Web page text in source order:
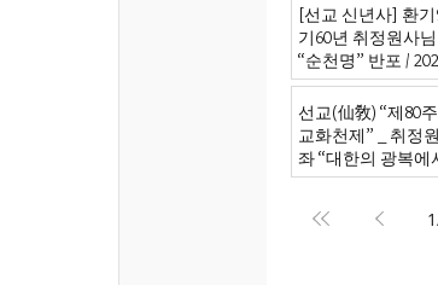
[선교 신년사] 환
기60년 취정원사
“순천명” 반포 /
선교(仙敎) “제80
교화천제” _ 취정
좌 “대한의 광복에
원의 신성회복으
1